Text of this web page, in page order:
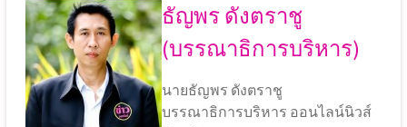
ธัญพร ดังตราชู
(บรรณาธิการบริหาร)
นายธัญพร ดังตราชู
บรรณาธิการบริหาร ออนไลน์นิวส์